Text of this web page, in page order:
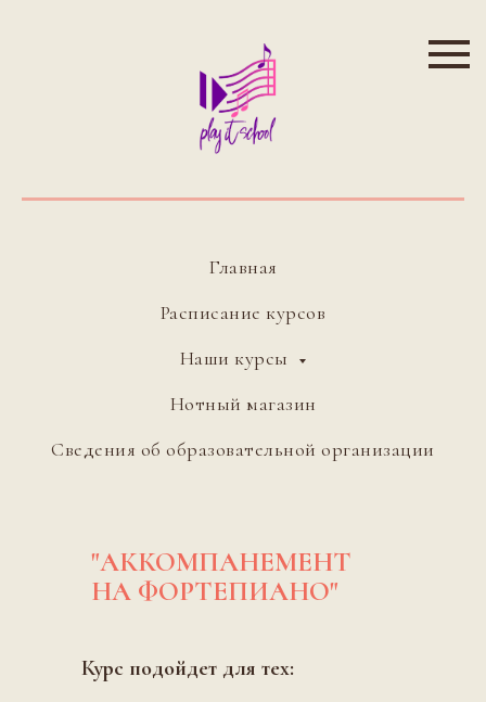
Главная
Расписание курсов
Наши курсы
Нотный магазин
Сведения об образовательной организации
"АККОМПАНЕМЕНТ
НА ФОРТЕПИАНО"
Курс подойдет для тех: